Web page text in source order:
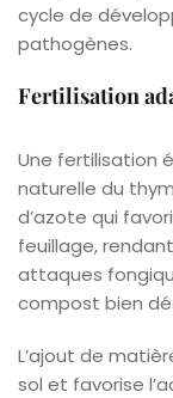
cycle de
pathogènes.
Fertilisation
Une fertilisation
naturelle du
d’azote qui
feuillage,
attaques
compost bien
L’ajout de
sol et favorise